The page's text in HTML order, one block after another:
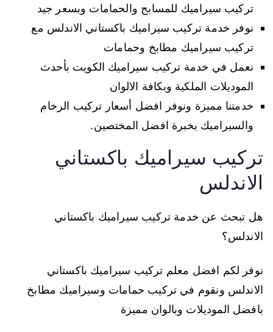
تركيب سيراميك للمسابح والحمامات وبسعر جيد
نوفر خدمة تركيب سيراميك باكستاني الاندلس مع
تركيب سيراميك مطابخ وحمامات
نعمل في خدمة تركيب سيراميك الكويت بأحدث
الموديلات الملكية وبكافة الالوان
خدمتنا مميزة ونوفر افضل أسعار تركيب الرخام
والسيراميك بخبرة افضل المختصين.
تركيب سيراميك باكستاني
الاندلس
هل تبحث عن خدمة تركيب سيراميك باكستاني
الاندلس؟
نوفر لكم افضل معلم تركيب سيراميك باكستاني
الاندلس ونقوم في تركيب حمامات وسيراميك مطابخ
بافضل الموديلات وبالوان مميزة